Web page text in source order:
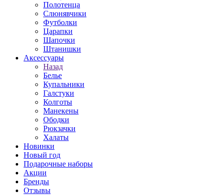
Полотенца
Слюнявчики
Футболки
Царапки
Шапочки
Штанишки
Аксессуары
Назад
Белье
Купальники
Галстуки
Колготы
Манекены
Ободки
Рюкзачки
Халаты
Новинки
Новый год
Подарочные наборы
Акции
Бренды
Отзывы